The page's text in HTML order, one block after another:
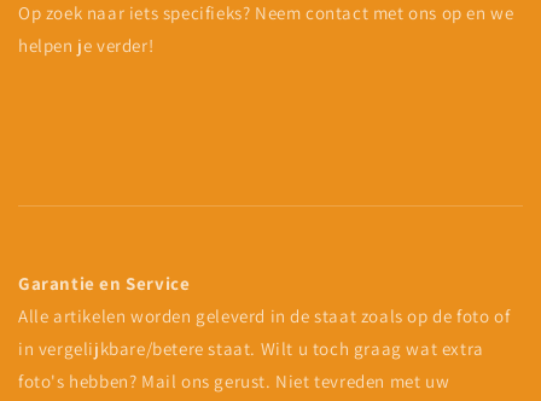
Op zoek naar iets specifieks? Neem contact met ons op en we
helpen je verder!
Garantie en Service
Alle artikelen worden geleverd in de staat zoals op de foto of
in vergelijkbare/betere staat. Wilt u toch graag wat extra
foto's hebben? Mail ons gerust. Niet tevreden met uw